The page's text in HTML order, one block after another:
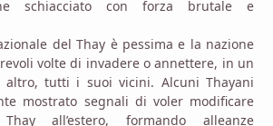
schiacciato con forza brutale e
del Thay è pessima e la nazione
volte di invadere o annettere, in un
tutti i suoi vicini. Alcuni Thayani
mostrato segnali di voler modificare
all’estero, formando alleanze